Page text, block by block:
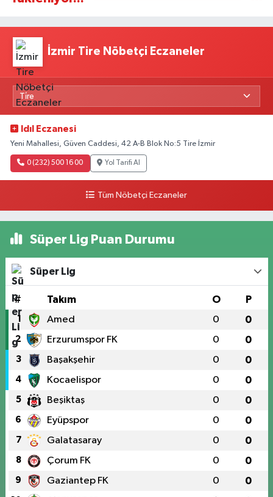
İzmir Tire Nöbetçi Eczaneler
Idıl Eczanesi
Yeni Mahallesi, Güven Caddesi, 42 A-B Blok No:5 Tire İzmir
0 (232) 500 16 00 Yol Tarifi Al
Tüm Nöbetçi Eczaneler
Süper Lig Puan Durumu
Süper Lig
# Takım O P
1 Amed 0 0
2 Erzurumspor FK 0 0
3 Başakşehir 0 0
4 Kocaelispor 0 0
5 Beşiktaş 0 0
6 Eyüpspor 0 0
7 Galatasaray 0 0
8 Çorum FK 0 0
9 Gaziantep FK 0 0